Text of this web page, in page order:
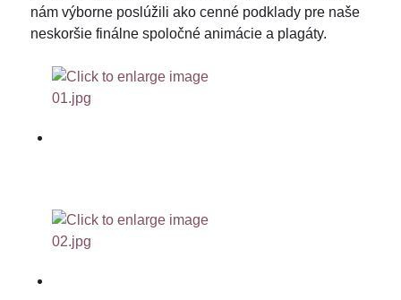
nám výborne poslúžili ako cenné podklady pre naše
neskoršie finálne spoločné animácie a plagáty.